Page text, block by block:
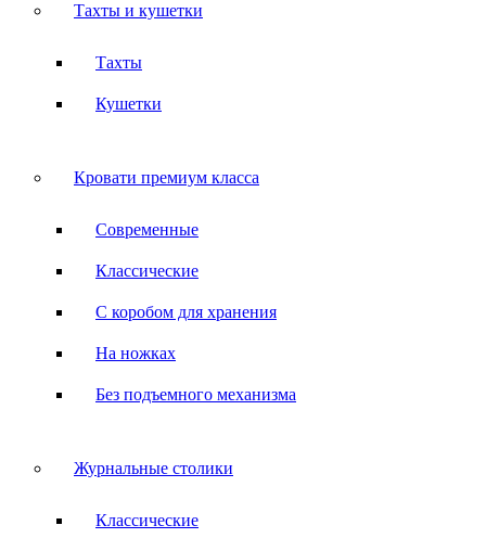
Тахты и кушетки
Тахты
Кушетки
Кровати премиум класса
Современные
Классические
С коробом для хранения
На ножках
Без подъемного механизма
Журнальные столики
Классические